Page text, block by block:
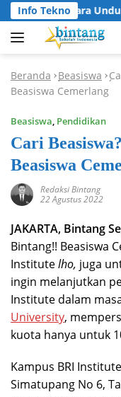
Langsung
ke
konten
Info TeknoCara Unduh
Beranda -Beasiswa -
Beasiswa Cemerlang
Beasiswa, Pendidikan
Cari
Beasiswa
Redaksi Bintang
22 Agustus 2022
JAKARTA, Bintang
Bintang!! Beasiswa
Institutelho, juga
ingin melanjutkan
Institute dalam
University,
kuota hanya untuk
Kampus BRI
Simatupang No 6,